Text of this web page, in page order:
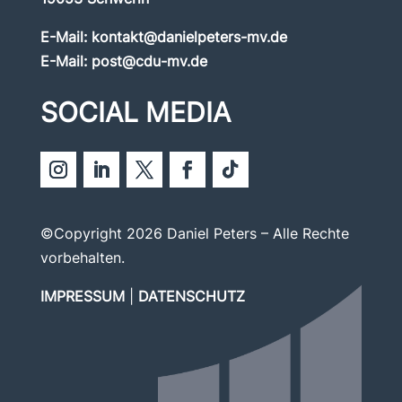
E-Mail: kontakt@danielpeters-mv.de
E-Mail: post@cdu-mv.de
SOCIAL MEDIA
©Copyright 2026 Daniel Peters – Alle Rechte
vorbehalten.
IMPRESSUM| DATENSCHUTZ